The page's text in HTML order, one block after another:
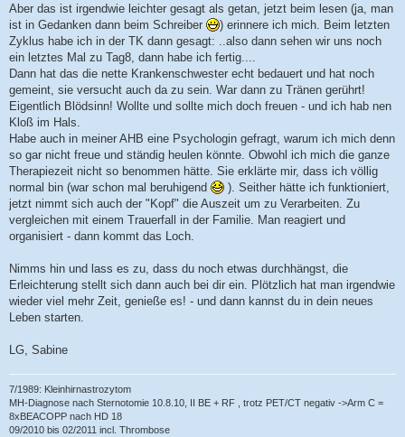
Aber das ist irgendwie leichter gesagt als getan, jetzt beim lesen (ja, man
ist in Gedanken dann beim Schreiber
) erinnere ich mich. Beim letzten
Zyklus habe ich in der TK dann gesagt: ..also dann sehen wir uns noch
ein letztes Mal zu Tag8, dann habe ich fertig....
Dann hat das die nette Krankenschwester echt bedauert und hat noch
gemeint, sie versucht auch da zu sein. War dann zu Tränen gerührt!
Eigentlich Blödsinn! Wollte und sollte mich doch freuen - und ich hab nen
Kloß im Hals.
Habe auch in meiner AHB eine Psychologin gefragt, warum ich mich denn
so gar nicht freue und ständig heulen könnte. Obwohl ich mich die ganze
Therapiezeit nicht so benommen hätte. Sie erklärte mir, dass ich völlig
normal bin (war schon mal beruhigend
). Seither hätte ich funktioniert,
jetzt nimmt sich auch der "Kopf" die Auszeit um zu Verarbeiten. Zu
vergleichen mit einem Trauerfall in der Familie. Man reagiert und
organisiert - dann kommt das Loch.
Nimms hin und lass es zu, dass du noch etwas durchhängst, die
Erleichterung stellt sich dann auch bei dir ein. Plötzlich hat man irgendwie
wieder viel mehr Zeit, genieße es! - und dann kannst du in dein neues
Leben starten.
LG, Sabine
7/1989: Kleinhirnastrozytom
MH-Diagnose nach Sternotomie 10.8.10, II BE + RF , trotz PET/CT negativ ->Arm C =
8xBEACOPP nach HD 18
09/2010 bis 02/2011 incl. Thrombose